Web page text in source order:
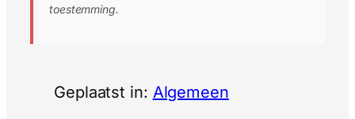
toestemming.
Geplaatst in: Algemeen